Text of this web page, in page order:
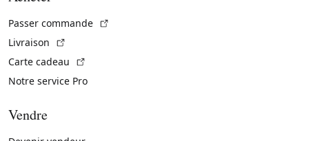
Passer commande
Livraison
Carte cadeau
Notre service Pro
Vendre